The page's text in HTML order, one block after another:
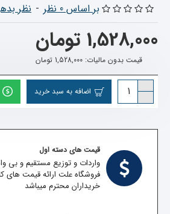
بر اساس 0 نظر - نظر
1,528,000 تومان
قیمت بدون مالیات: 1,528,000 تومان
اضافه به سبد خرید
قیمت های دسته اول
واردات و توزیع مستقیم و بی
فروشگاه علت ارائه قیمت های
خریداران محترم میباشد